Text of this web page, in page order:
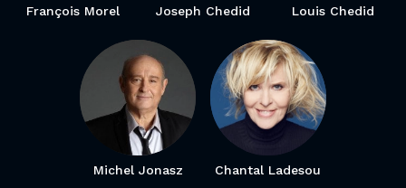
François Morel Joseph Chedid Louis Chedid
Michel Jonasz Chantal Ladesou